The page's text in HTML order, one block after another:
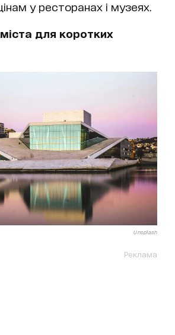
у ресторанах і музеях.
для коротких
Unsplash
Реклама